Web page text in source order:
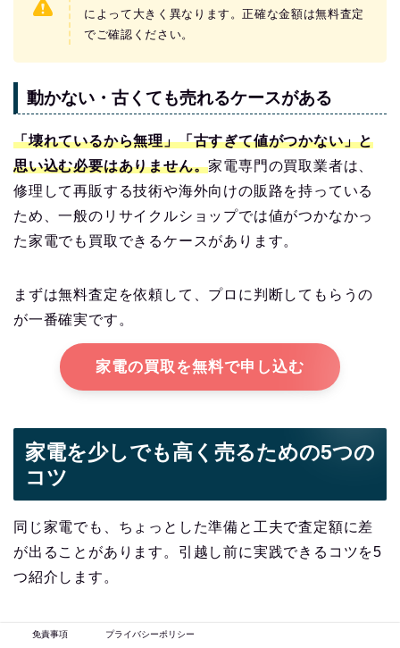
によって大きく異なります。正確な金額は無料査定
でご確認ください。
動かない・古くても売れるケースがある
「壊れているから無理」「古すぎて値がつかない」と
思い込む必要はありません。家電専門の買取業者は、
修理して再販する技術や海外向けの販路を持っている
ため、一般のリサイクルショップでは値がつかなかっ
た家電でも買取できるケースがあります。
まずは無料査定を依頼して、プロに判断してもらうの
が一番確実です。
家電の買取を無料で申し込む
家電を少しでも高く売るための5つの
コツ
同じ家電でも、ちょっとした準備と工夫で査定額に差
が出ることがあります。引越し前に実践できるコツを5
つ紹介します。
免責事項 プライバシーポリシー